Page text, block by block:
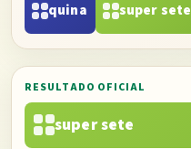
quina super sete
RESULTADO OFICIAL
super sete